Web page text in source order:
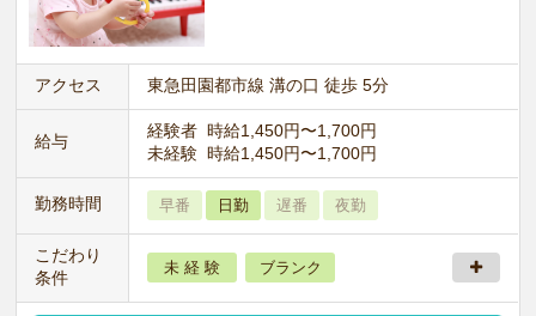
アクセス 東急田園都市線 溝の口 徒歩 5分
給与
経験者 時給1,450円〜1,700円
未経験 時給1,450円〜1,700円
勤務時間 早番 日勤 遅番 夜勤
こだわり
条件
未 経 験 ブランク